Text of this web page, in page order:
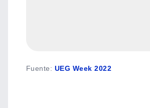
Fuente: UEG Week 2022